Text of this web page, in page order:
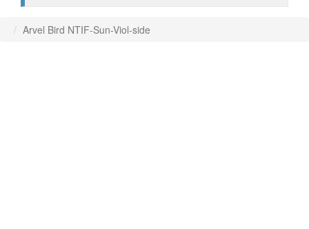
Arvel Bird NTIF-Sun-Viol-side